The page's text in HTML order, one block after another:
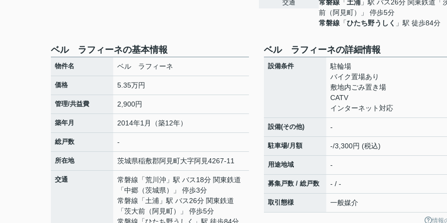
交通 常磐線 「 土浦 」駅 バス26分 関東鉄道「
前（阿見町）」 停歩5分
常磐線 「ひたち野うしく 」駅 徒歩84分
ベル ラフィーネの基本情報
物件名 ベル ラフィーネ
価格 5.35万円
管理/共益費 2,900円
築年月 2014年1月（築12年）
総戸数 -
所在地 茨城県稲敷郡阿見町大字阿見4267-11
交通 常磐線 「荒川沖 」駅 バス18分 関東鉄道
「中郷（茨城県）」 停歩3分
常磐線 「土浦 」駅 バス26分 関東鉄道
「茨大前（阿見町）」 停歩5分
ベル ラフィーネの詳細情報
設備条件
駐輪場
バイク置場あり
敷地内ごみ置き場
CATV
インターネット対応
設備(その他) -
駐車場/月額 -/3,300円 (税込)
用途地域 -
募集戸数 / 総戸数 - / -
取引態様 一般媒介
情報